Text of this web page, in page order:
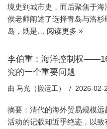
境史到城市史，而后聚焦于海
侯老师阐述了选择青岛与洛
岛，既是… 阅读更多 »
李伯重：海洋控制权
究的一个重要问题
由 马光（搬运工） 2026-02-
摘要：清代的海外贸易规模
活动的记载却近乎绝迹，以致